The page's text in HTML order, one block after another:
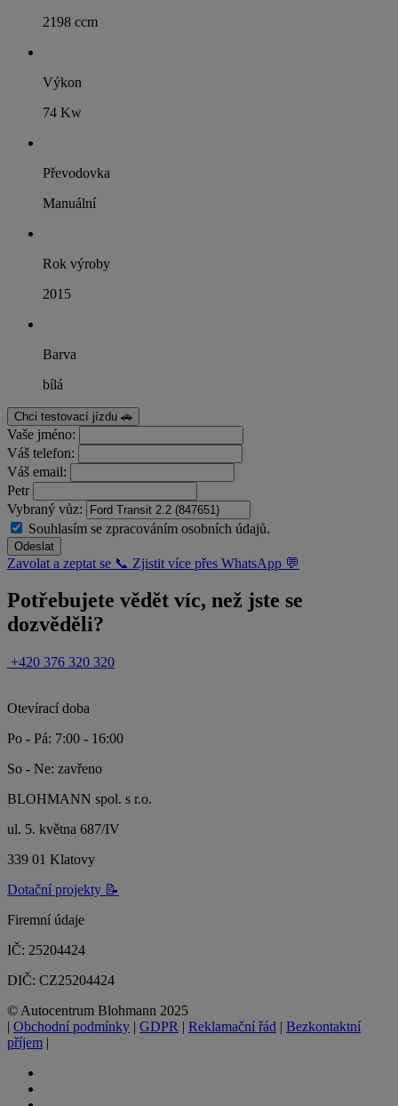
2198 ccm
Výkon
74 Kw
Převodovka
Manuální
Rok výroby
2015
Barva
bílá
Chci testovací jízdu 🚗
Vaše jméno:
Váš telefon:
Váš email:
Petr
Vybraný vůz:
Souhlasím se zpracováním osobních údajů.
Odeslat
Zavolat a zeptat se 📞 Zjistit více přes WhatsApp 💬
Potřebujete vědět víc, než jste se
dozvěděli?
+420 376 320 320
Otevírací doba
Po - Pá: 7:00 - 16:00
So - Ne: zavřeno
BLOHMANN spol. s r.o.
ul. 5. května 687/IV
339 01 Klatovy
Dotační projekty 📝
Firemní údaje
IČ: 25204424
DIČ: CZ25204424
© Autocentrum Blohmann 2025
| Obchodní podmínky | GDPR | Reklamační řád | Bezkontaktní
příjem |